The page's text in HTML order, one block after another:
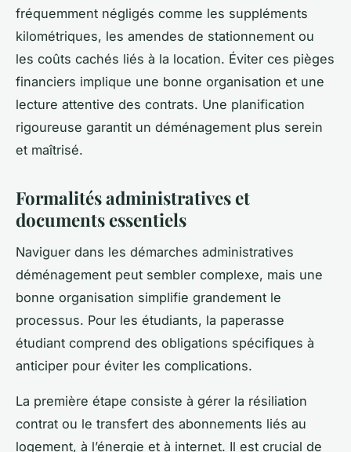
fréquemment négligés comme les suppléments
kilométriques, les amendes de stationnement ou
les coûts cachés liés à la location. Éviter ces pièges
financiers implique une bonne organisation et une
lecture attentive des contrats. Une planification
rigoureuse garantit un déménagement plus serein
et maîtrisé.
Formalités administratives et
documents essentiels
Naviguer dans les démarches administratives
déménagement peut sembler complexe, mais une
bonne organisation simplifie grandement le
processus. Pour les étudiants, la paperasse
étudiant comprend des obligations spécifiques à
anticiper pour éviter les complications.
La première étape consiste à gérer la résiliation
contrat ou le transfert des abonnements liés au
logement, à l’énergie et à internet. Il est crucial de